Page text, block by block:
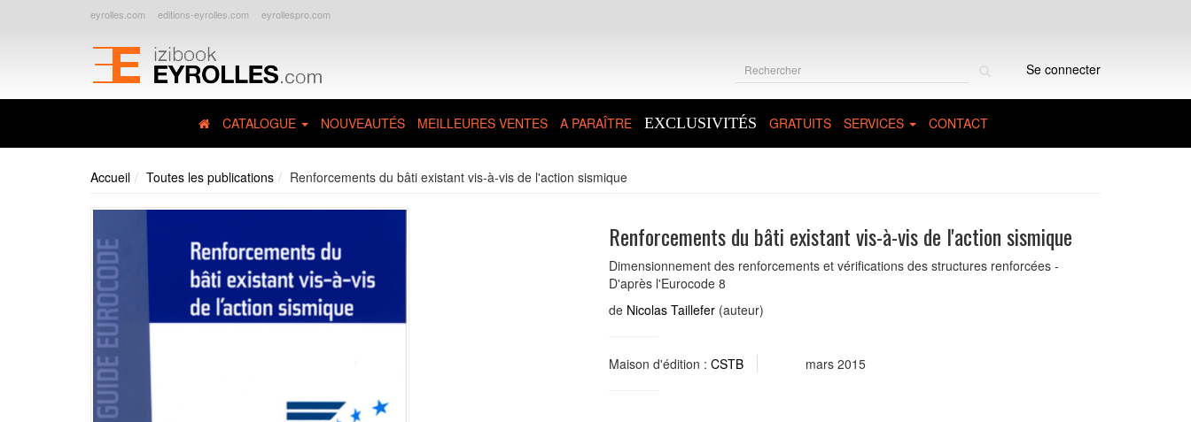
eyrolles.com editions-eyrolles.com eyrollespro.com
Se connecter
CATALOGUE NOUVEAUTÉS MEILLEURES VENTES A PARAÎTRE EXCLUSIVITÉS GRATUITS SERVICES CONTACT
Accueil Toutes les publications Renforcements du bâti existant vis-à-vis de l'action sismique
Renforcements du bâti existant vis-à-vis de l'action sismique
Dimensionnement des renforcements et vérifications des structures renforcées -
D'après l'Eurocode 8
de Nicolas Taillefer (auteur)
Maison d'édition : CSTB mars 2015